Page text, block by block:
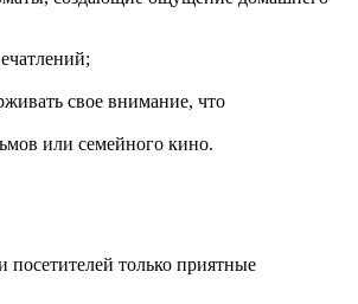
свое внимание, что
или семейного кино.
только приятные